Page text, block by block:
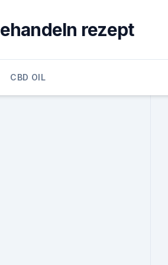
rezept
CBD OIL